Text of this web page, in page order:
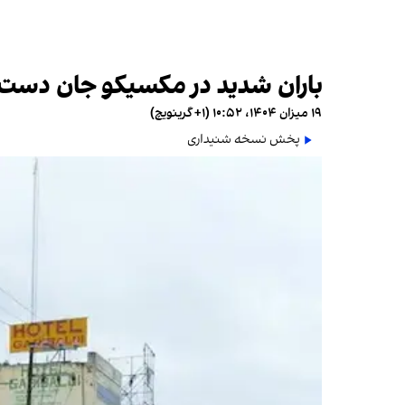
باران شدید در مکسیکو جان دست‌کم ۳۰ نفر
۱۹ میزان ۱۴۰۴، ۱۰:۵۲ (‎+۱ گرینویچ)
پخش نسخه شنیداری